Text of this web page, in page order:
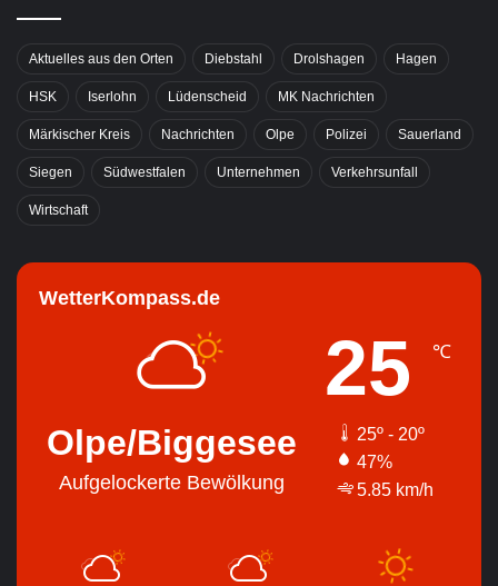
Aktuelles aus den Orten Diebstahl Drolshagen Hagen
HSK Iserlohn Lüdenscheid MK Nachrichten
Märkischer Kreis Nachrichten Olpe Polizei Sauerland
Siegen Südwestfalen Unternehmen Verkehrsunfall
Wirtschaft
WetterKompass.de
Olpe/Biggesee
Aufgelockerte Bewölkung
25 ℃
25º - 20º
47%
5.85 km/h